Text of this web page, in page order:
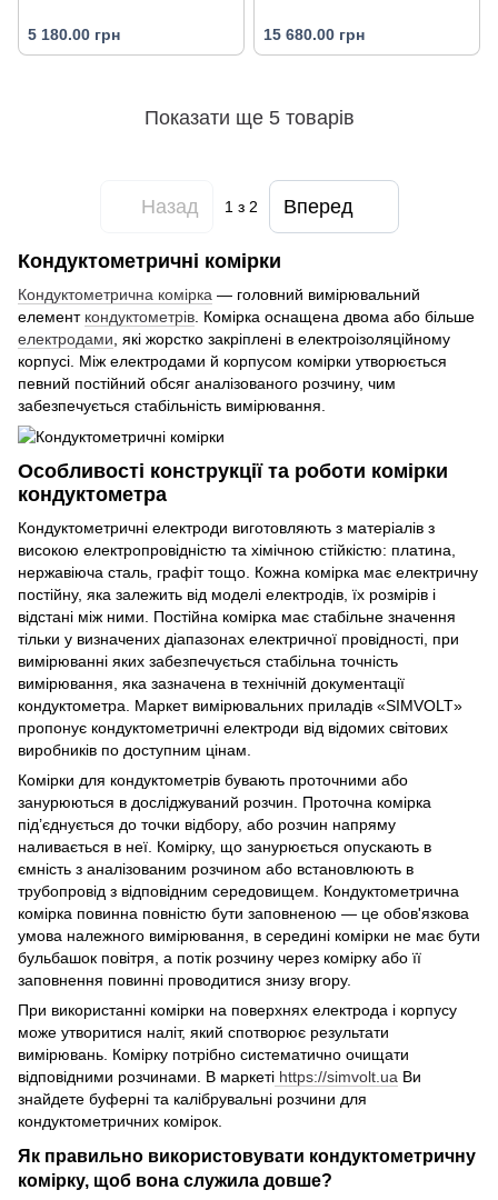
5 180.00 грн 15 680.00 грн
Показати ще 5 товарів
Назад 1з 2 Вперед
Кондуктометричні комірки
Кондуктометрична комірка — головний вимірювальний
елемент кондуктометрів . Комірка оснащена двома або більше
електродами , які жорстко закріплені в електроізоляційному
корпусі. Між електродами й корпусом комірки утворюється
певний постійний обсяг аналізованого розчину, чим
забезпечується стабільність вимірювання.
Особливості конструкції та роботи комірки
кондуктометра
Кондуктометричні електроди виготовляють з матеріалів з
високою електропровідністю та хімічною стійкістю: платина,
нержавіюча сталь, графіт тощо. Кожна комірка має електричну
постійну, яка залежить від моделі електродів, їх розмірів і
відстані між ними. Постійна комірка має стабільне значення
тільки у визначених діапазонах електричної провідності, при
вимірюванні яких забезпечується стабільна точність
вимірювання, яка зазначена в технічній документації
кондуктометра. Маркет вимірювальних приладів «SIMVOLT»
пропонує кондуктометричні електроди від відомих світових
виробників по доступним цінам.
Комірки для кондуктометрів бувають проточними або
занурюються в досліджуваний розчин. Проточна комірка
під’єднується до точки відбору, або розчин напряму
наливається в неї. Комірку, що занурюється опускають в
ємність з аналізованим розчином або встановлюють в
трубопровід з відповідним середовищем. Кондуктометрична
комірка повинна повністю бути заповненою — це обов'язкова
умова належного вимірювання, в середині комірки не має бути
бульбашок повітря, а потік розчину через комірку або її
заповнення повинні проводитися знизу вгору.
При використанні комірки на поверхнях електрода і корпусу
може утворитися наліт, який спотворює результати
вимірювань. Комірку потрібно систематично очищати
відповідними розчинами. В маркеті https://simvolt.ua Ви
знайдете буферні та калібрувальні розчини для
кондуктометричних комірок.
Як правильно використовувати кондуктометричну
комірку, щоб вона служила довше?